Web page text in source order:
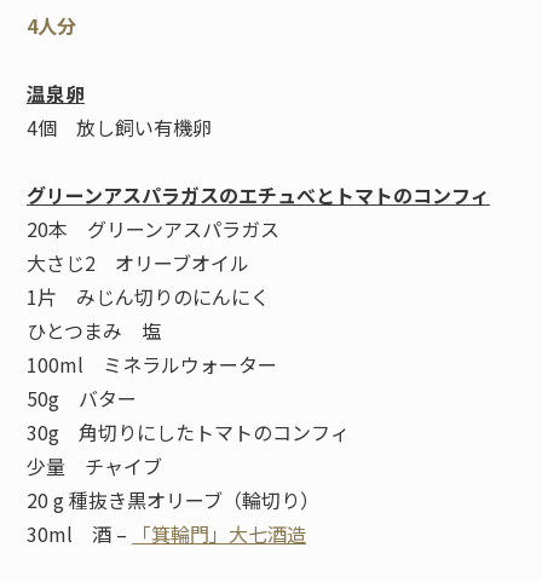
4人分
温泉卵
4個 放し飼い有機卵
グリーンアスパラガスのエチュべとトマトのコンフィ
20本 グリーンアスパラガス
大さじ2 オリーブオイル
1片 みじん切りのにんにく
ひとつまみ 塩
100ml ミネラルウォーター
50g バター
30g 角切りにしたトマトのコンフィ
少量 チャイブ
20 g 種抜き黒オリーブ（輪切り）
30ml 酒 –
「箕輪門」大七酒造